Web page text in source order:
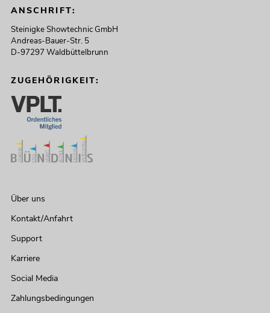
ANSCHRIFT:
Steinigke Showtechnic GmbH
Andreas-Bauer-Str. 5
D-97297 Waldbüttelbrunn
ZUGEHÖRIGKEIT:
Über uns
Kontakt/Anfahrt
Support
Karriere
Social Media
Zahlungsbedingungen